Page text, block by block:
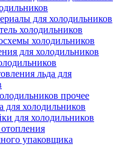
для холодильников
холодильников
холодильников
для холодильников
льда для
прочее
для холодильников
для холодильников
упаковщика